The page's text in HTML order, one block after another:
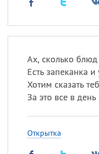
Ах, сколько
Есть запеканка и
Хотим сказать
За это все в
Открытка